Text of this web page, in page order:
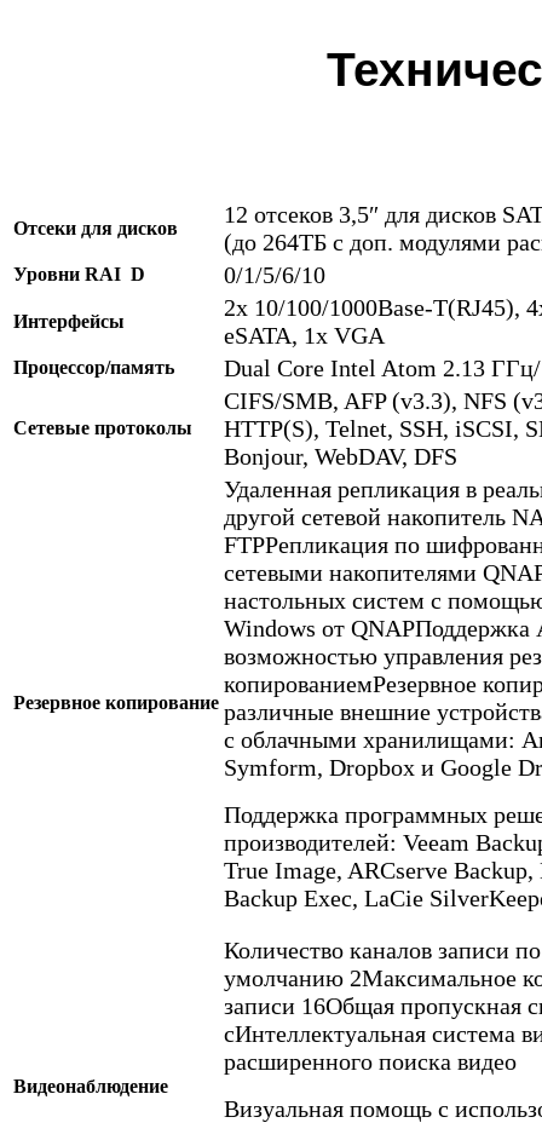
Отсеки для дисков
12 отсеков 3,5″ для дисков
(до 264ТБ с доп. модулями
Уровни RAI D 0/1/5/6/10
Интерфейсы
2x 10/100/1000Base-T(RJ45),
eSATA, 1x VGA
Процессор/память Dual Core Intel Atom 2.13
Сетевые протоколы
CIFS/SMB, AFP (v3.3), NFS
HTTP(S), Telnet, SSH, iSCSI,
Bonjour, WebDAV, DFS
Резервное копирование
Удаленная репликация в
другой сетевой накопитель
FTPРепликация по
сетевыми накопителями
настольных систем с
Windows от QNAPПоддержка
возможностью управления
копированиемРезервное
различные внешние
с облачными хранилищами:
Symform, Dropbox и Google
Поддержка программных
производителей: Veeam
True Image, ARCserve
Backup Exec, LaCie
Видеонаблюдение
Количество каналов записи по
умолчанию 2Максимальное
записи 16Общая пропускная
сИнтеллектуальная система
расширенного поиска видео
Визуальная помощь с